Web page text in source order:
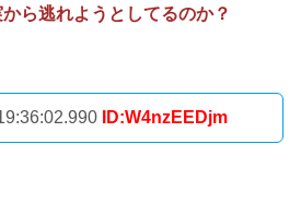
ら逃れようとしてるのか？
ID:W4nzEEDjm